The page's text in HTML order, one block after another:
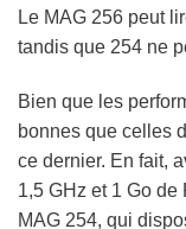
Le MAG 256 peut
tandis que 254 ne
Bien que les
bonnes que celles
ce dernier. En fait,
1,5 GHz et 1 Go
MAG 254, qui